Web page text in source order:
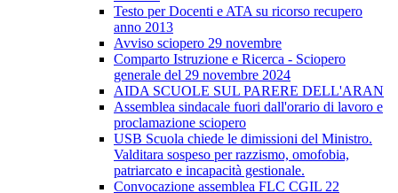
Testo per Docenti e ATA su ricorso recupero
anno 2013
Avviso sciopero 29 novembre
Comparto Istruzione e Ricerca - Sciopero
generale del 29 novembre 2024
AIDA SCUOLE SUL PARERE DELL'ARAN
Assemblea sindacale fuori dall'orario di lavoro e
proclamazione sciopero
USB Scuola chiede le dimissioni del Ministro.
Valditara sospeso per razzismo, omofobia,
patriarcato e incapacità gestionale.
Convocazione assemblea FLC CGIL 22